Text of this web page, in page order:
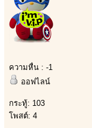
ความหื่น : -1
ออฟไลน์
กระทู้: 103
โพสต์: 4